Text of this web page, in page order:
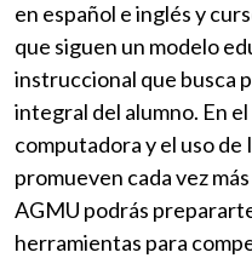
en español e inglés y
que siguen un modelo
instruccional que busca
integral del alumno. En
computadora y el uso
promueven cada vez
AGMU podrás
herramientas para